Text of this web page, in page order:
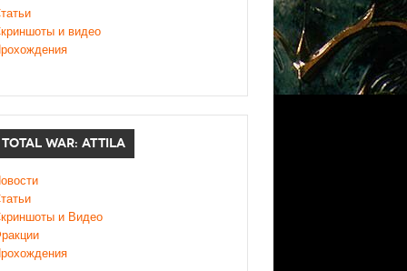
и видео
TOTAL WAR: ATTILA
и Видео